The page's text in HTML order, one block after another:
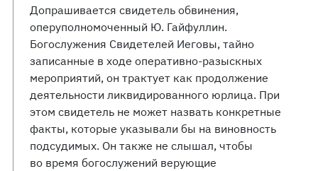
Допрашивается свидетель обвинения,
оперуполномоченный Ю. Гайфуллин.
Богослужения Свидетелей Иеговы, тайно
записанные в ходе оперативно-разыскных
мероприятий, он трактует как продолжение
деятельности ликвидированного юрлица. При
этом свидетель не может назвать конкретные
факты, которые указывали бы на виновность
подсудимых. Он также не слышал, чтобы
во время богослужений верующие